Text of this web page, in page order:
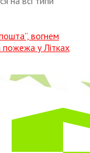
вогнем
пожежа у Літках